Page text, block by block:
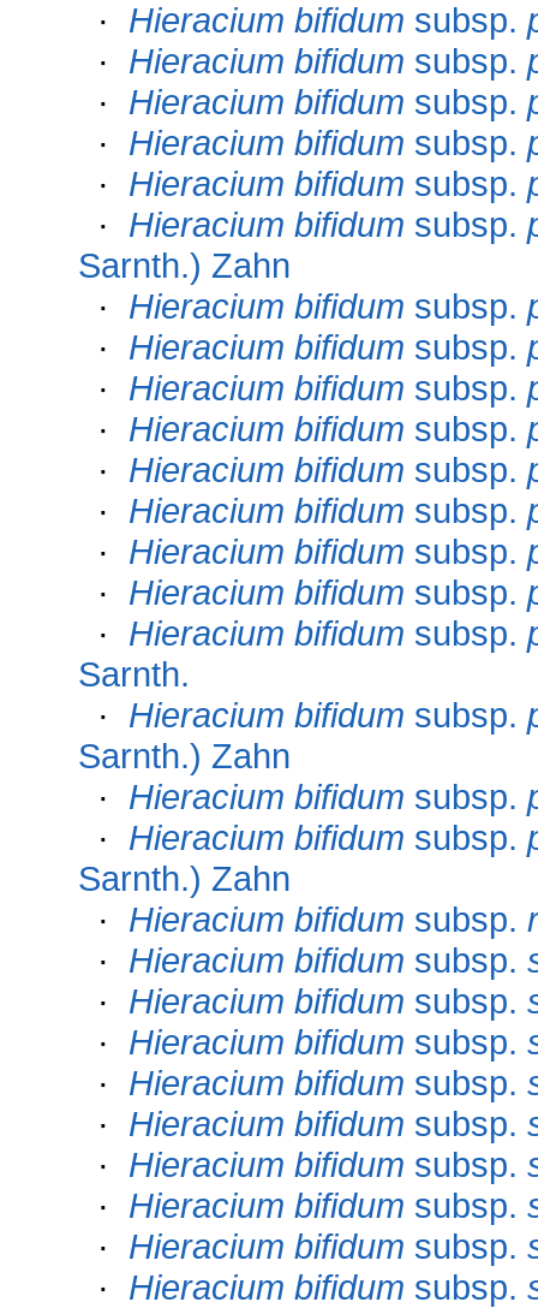
· Hieracium bifidum subsp.
· Hieracium bifidum subsp.
· Hieracium bifidum subsp.
· Hieracium bifidum subsp.
· Hieracium bifidum subsp.
· Hieracium bifidum subsp.
Sarnth.) Zahn
· Hieracium bifidum subsp.
· Hieracium bifidum subsp.
· Hieracium bifidum subsp.
· Hieracium bifidum subsp.
· Hieracium bifidum subsp.
· Hieracium bifidum subsp.
· Hieracium bifidum subsp.
· Hieracium bifidum subsp.
· Hieracium bifidum subsp.
Sarnth.
· Hieracium bifidum subsp.
Sarnth.) Zahn
· Hieracium bifidum subsp.
· Hieracium bifidum subsp.
Sarnth.) Zahn
· Hieracium bifidum subsp.
· Hieracium bifidum subsp.
· Hieracium bifidum subsp.
· Hieracium bifidum subsp.
· Hieracium bifidum subsp.
· Hieracium bifidum subsp.
· Hieracium bifidum subsp.
· Hieracium bifidum subsp.
· Hieracium bifidum subsp.
· Hieracium bifidum subsp.